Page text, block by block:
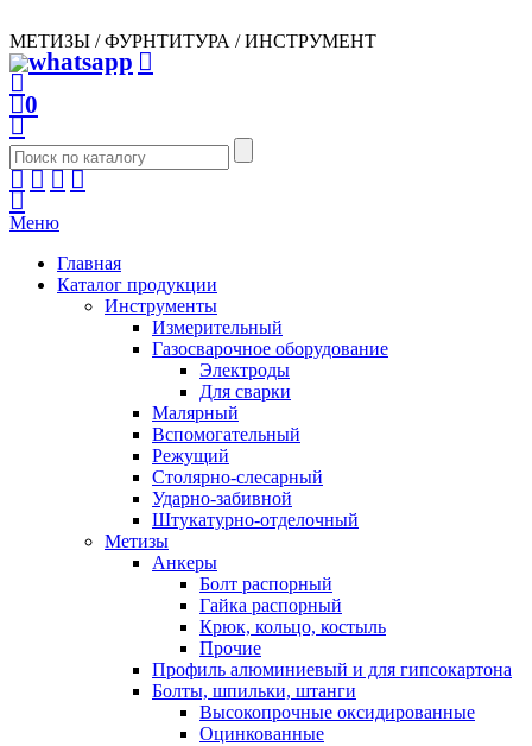
МЕТИЗЫ / ФУРНТИТУРА / ИНСТРУМЕНТ
0
Меню
Главная
Каталог продукции
Инструменты
Измерительный
Газосварочное оборудование
Электроды
Для сварки
Малярный
Вспомогательный
Режущий
Столярно-слесарный
Ударно-забивной
Штукатурно-отделочный
Метизы
Анкеры
Болт распорный
Гайка распорный
Крюк, кольцо, костыль
Прочие
Профиль алюминиевый и для гипсокартона
Болты, шпильки, штанги
Высокопрочные оксидированные
Оцинкованные